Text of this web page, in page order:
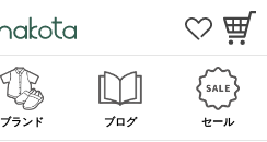
ブランド ブログ セール